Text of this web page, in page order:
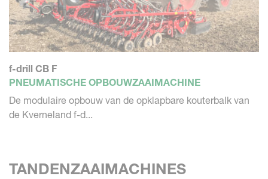
f-drill CB F
PNEUMATISCHE OPBOUWZAAIMACHINE
De modulaire opbouw van de opklapbare kouterbalk van
de Kverneland f-d...
TANDENZAAIMACHINES